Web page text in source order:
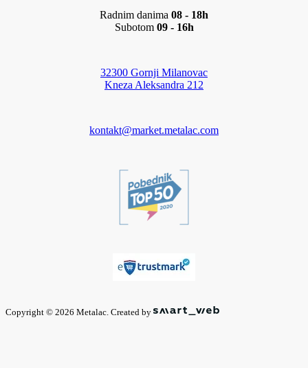
Radnim danima 08 - 18h
Subotom 09 - 16h
32300 Gornji Milanovac
Kneza Aleksandra 212
kontakt@market.metalac.com
Copyright © 2026 Metalac. Created by